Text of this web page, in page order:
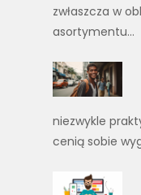
zwłaszcza w
asortymentu…
niezwykle
cenią sobie